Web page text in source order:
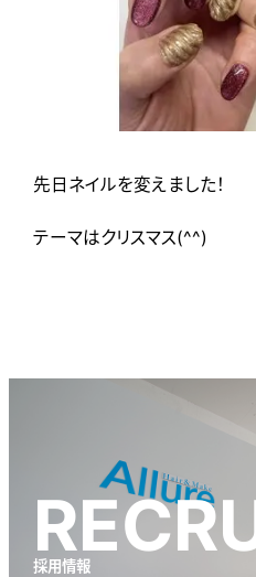
先日ネイルを変えました！
テーマはクリスマス(^^)
採用情報